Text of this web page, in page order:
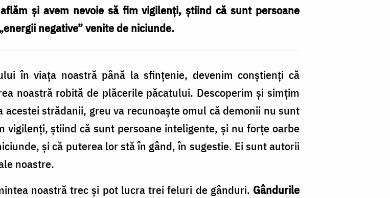
și avem nevoie să fim vigilenți, știind că sunt persoane
negative” venite de niciunde.
în viața noastră până la sfințenie, devenim conștienți că
noastră robită de plăcerile păcatului. Descoperim și simțim
acestei strădanii, greu va recunoaște omul că demonii nu sunt
vigilenți, știind că sunt persoane inteligente, și nu forțe oarbe
și că puterea lor stă în gând, în sugestie. Ei sunt autorii
noastre.
noastră trec și pot lucra trei feluri de gânduri. Gândurile